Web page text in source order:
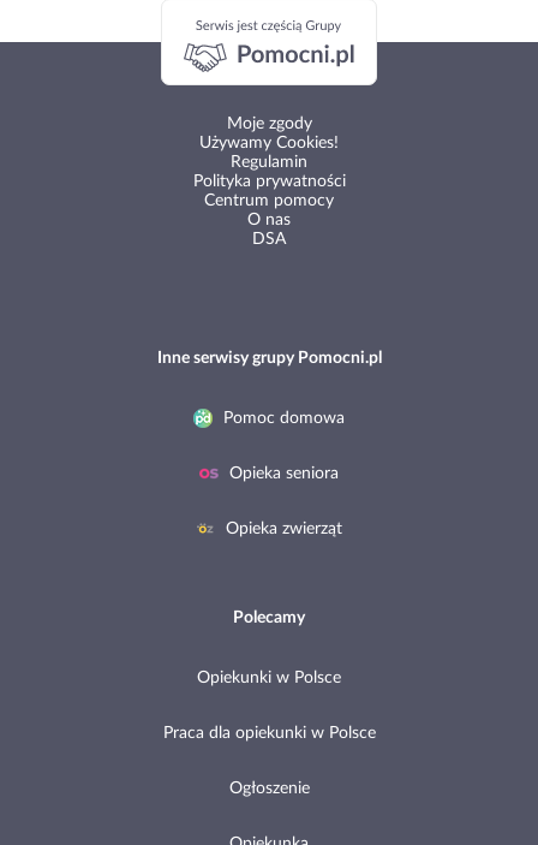
Moje zgody
Używamy Cookies!
Regulamin
Polityka prywatności
Centrum pomocy
O nas
DSA
Inne serwisy grupy Pomocni.pl
Pomoc domowa
Opieka seniora
Opieka zwierząt
Polecamy
Opiekunki w Polsce
Praca dla opiekunki w Polsce
Ogłoszenie